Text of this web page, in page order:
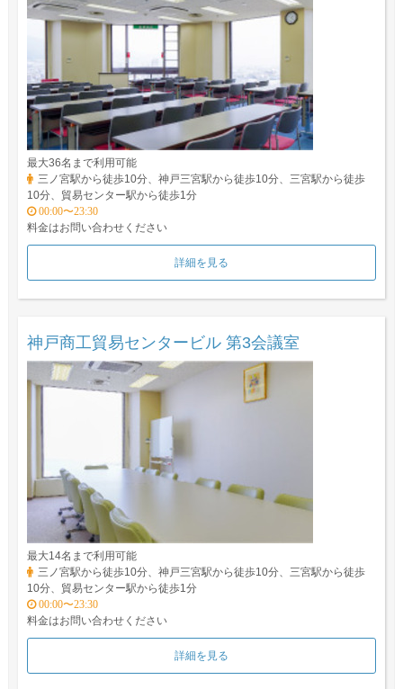
最大36名まで利用可能
三ノ宮駅から徒歩10分、神戸三宮駅から徒歩10分、三宮駅から徒歩
10分、貿易センター駅から徒歩1分
00:00〜23:30
料金はお問い合わせください
詳細を見る
神戸商工貿易センタービル 第3会議室
最大14名まで利用可能
三ノ宮駅から徒歩10分、神戸三宮駅から徒歩10分、三宮駅から徒歩
10分、貿易センター駅から徒歩1分
00:00〜23:30
料金はお問い合わせください
詳細を見る